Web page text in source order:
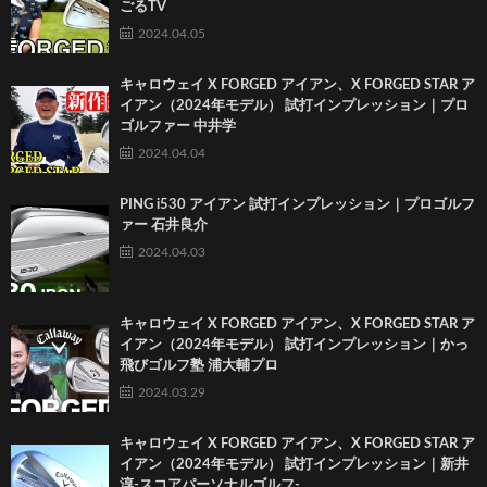
ごるTV
2024.04.05
キャロウェイ X FORGED アイアン、X FORGED STAR ア
イアン（2024年モデル） 試打インプレッション｜プロ
ゴルファー 中井学
2024.04.04
PING i530 アイアン 試打インプレッション｜プロゴルフ
ァー 石井良介
2024.04.03
キャロウェイ X FORGED アイアン、X FORGED STAR ア
イアン（2024年モデル） 試打インプレッション｜かっ
飛びゴルフ塾 浦大輔プロ
2024.03.29
キャロウェイ X FORGED アイアン、X FORGED STAR ア
イアン（2024年モデル） 試打インプレッション｜新井